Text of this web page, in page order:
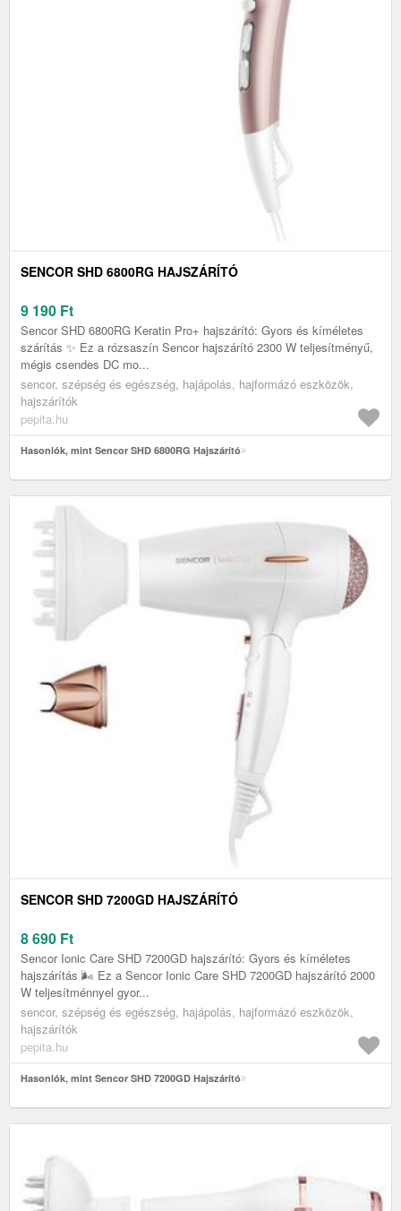
SENCOR SHD 6800RG HAJSZÁRÍTÓ
9 190 Ft
Sencor SHD 6800RG Keratin Pro+ hajszárító: Gyors és kíméletes
szárítás ✨ Ez a rózsaszín Sencor hajszárító 2300 W teljesítményű,
mégis csendes DC mo...
sencor, szépség és egészség, hajápolás, hajformázó eszközök,
hajszárítók
pepita.hu
Hasonlók, mint Sencor SHD 6800RG Hajszárító
SENCOR SHD 7200GD HAJSZÁRÍTÓ
8 690 Ft
Sencor Ionic Care SHD 7200GD hajszárító: Gyors és kíméletes
hajszárítás 🌬️ Ez a Sencor Ionic Care SHD 7200GD hajszárító 2000
W teljesítménnyel gyor...
sencor, szépség és egészség, hajápolás, hajformázó eszközök,
hajszárítók
pepita.hu
Hasonlók, mint Sencor SHD 7200GD Hajszárító